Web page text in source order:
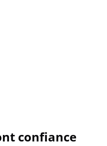
confiance